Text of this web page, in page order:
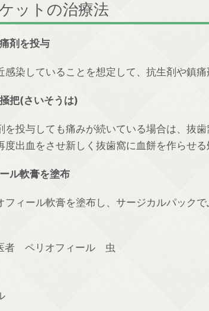
ットの治療法
剤を投与
感染していることを想定して、抗生剤や鎮痛
把(さいそうは)
を投与しても痛みが続いている場合は、抜
度出血をさせ新しく抜歯窩に血餅を作らせる
ル軟膏を塗布
フィール軟膏を塗布し、サージカルパック